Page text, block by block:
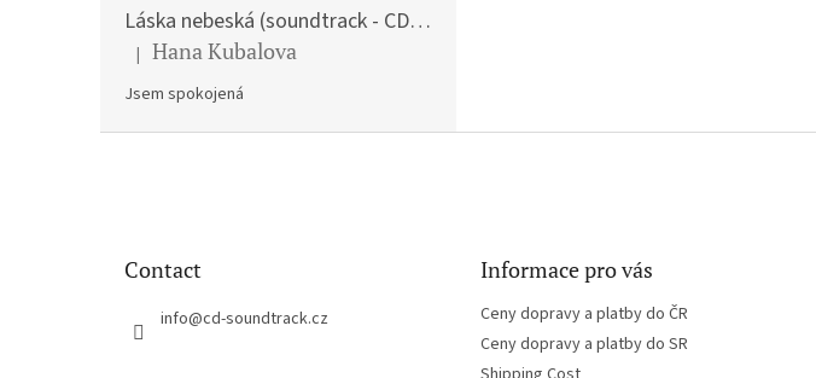
Láska nebeská (soundtrack - CD) Love Actually
The product rating is 5 out of 5 stars.
| Hana Kubalova
Jsem spokojená
Contact
info@cd-soundtrack.cz
Informace pro vás
Ceny dopravy a platby do ČR
Ceny dopravy a platby do SR